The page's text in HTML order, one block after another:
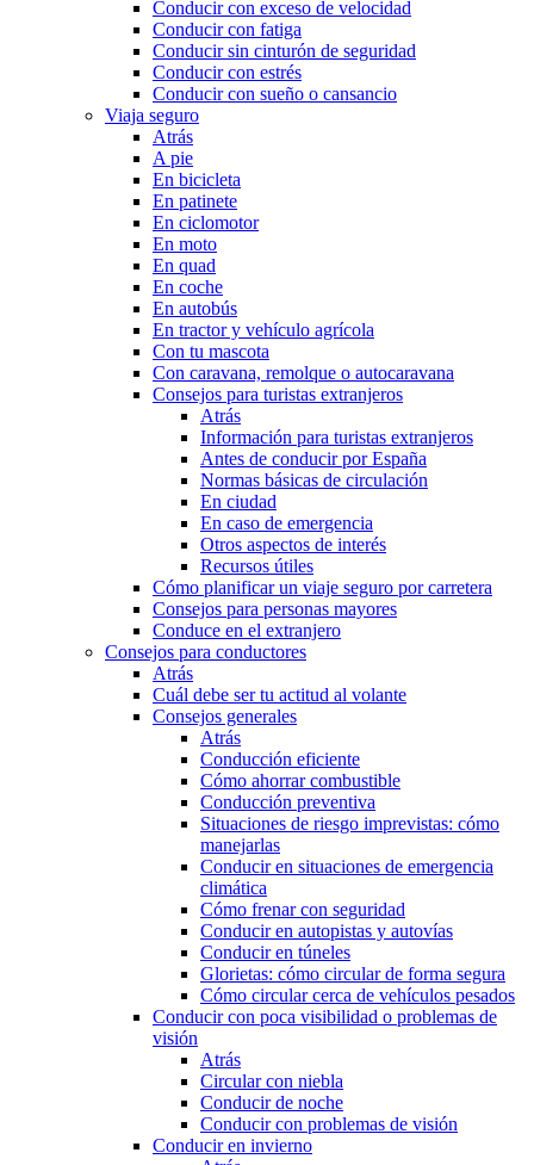
Conducir con exceso de velocidad
Conducir con fatiga
Conducir sin cinturón de seguridad
Conducir con estrés
Conducir con sueño o cansancio
Viaja seguro
Atrás
A pie
En bicicleta
En patinete
En ciclomotor
En moto
En quad
En coche
En autobús
En tractor y vehículo agrícola
Con tu mascota
Con caravana, remolque o autocaravana
Consejos para turistas extranjeros
Atrás
Información para turistas extranjeros
Antes de conducir por España
Normas básicas de circulación
En ciudad
En caso de emergencia
Otros aspectos de interés
Recursos útiles
Cómo planificar un viaje seguro por carretera
Consejos para personas mayores
Conduce en el extranjero
Consejos para conductores
Atrás
Cuál debe ser tu actitud al volante
Consejos generales
Atrás
Conducción eficiente
Cómo ahorrar combustible
Conducción preventiva
Situaciones de riesgo imprevistas: cómo
manejarlas
Conducir en situaciones de emergencia
climática
Cómo frenar con seguridad
Conducir en autopistas y autovías
Conducir en túneles
Glorietas: cómo circular de forma segura
Cómo circular cerca de vehículos pesados
Conducir con poca visibilidad o problemas de
visión
Atrás
Circular con niebla
Conducir de noche
Conducir con problemas de visión
Conducir en invierno